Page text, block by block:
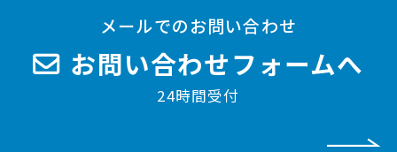
メールでのお問い合わせ
お問い合わせフォームへ
24時間受付